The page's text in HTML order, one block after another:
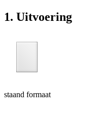
1. Uitvoering
staand formaat